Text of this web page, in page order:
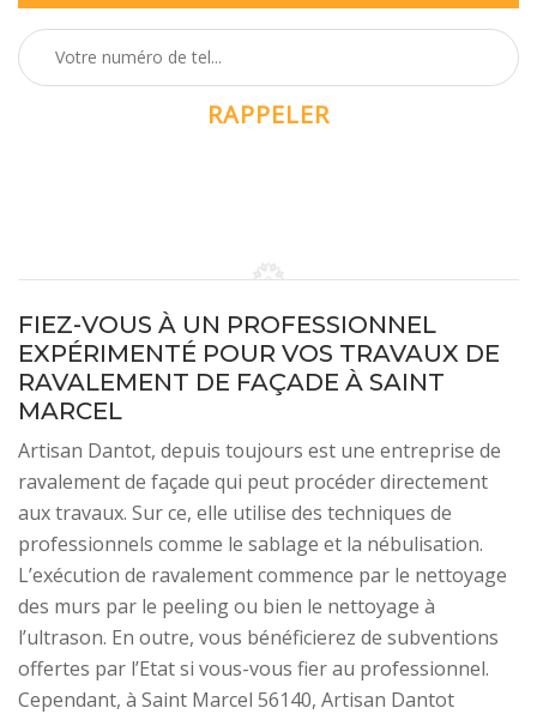
FIEZ-VOUS À UN PROFESSIONNEL
EXPÉRIMENTÉ POUR VOS TRAVAUX DE
RAVALEMENT DE FAÇADE À SAINT
MARCEL
Artisan Dantot, depuis toujours est une entreprise de
ravalement de façade qui peut procéder directement
aux travaux. Sur ce, elle utilise des techniques de
professionnels comme le sablage et la nébulisation.
L’exécution de ravalement commence par le nettoyage
des murs par le peeling ou bien le nettoyage à
l’ultrason. En outre, vous bénéficierez de subventions
offertes par l’Etat si vous-vous fier au professionnel.
Cependant, à Saint Marcel 56140, Artisan Dantot